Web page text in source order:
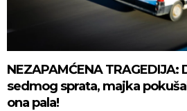
NEZAPAMĆENA TRAGEDIJA:
sedmog sprata, majka
ona pala!